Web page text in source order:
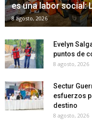
es una labor social:
8 agosto, 2026
Evelyn
puntos de
8 agosto, 2026
Sectur
esfuerzos
destino
8 agosto, 2026